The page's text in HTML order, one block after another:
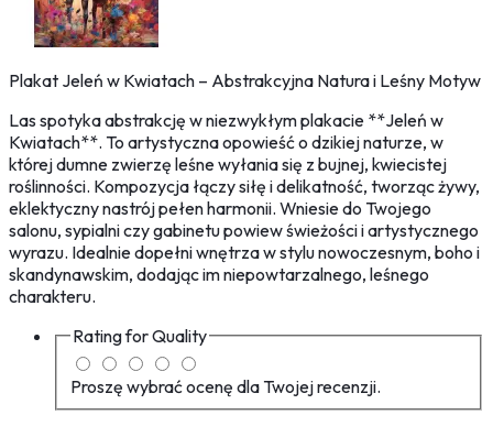
Plakat Jeleń w Kwiatach – Abstrakcyjna Natura i Leśny Motyw
Las spotyka abstrakcję w niezwykłym plakacie **Jeleń w
Kwiatach**. To artystyczna opowieść o dzikiej naturze, w
której dumne zwierzę leśne wyłania się z bujnej, kwiecistej
roślinności. Kompozycja łączy siłę i delikatność, tworząc żywy,
eklektyczny nastrój pełen harmonii. Wniesie do Twojego
salonu, sypialni czy gabinetu powiew świeżości i artystycznego
wyrazu. Idealnie dopełni wnętrza w stylu nowoczesnym, boho i
skandynawskim, dodając im niepowtarzalnego, leśnego
charakteru.
Rating forQuality
Proszę wybrać ocenę dla Twojej recenzji.